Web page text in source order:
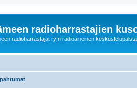
radioharrastajien
radioharrastajat ry:n radioaiheinen